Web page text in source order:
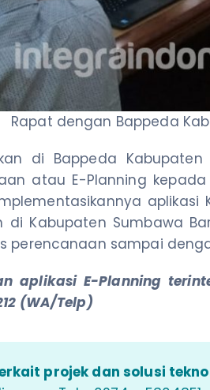
Rapat dengan Bappeda
di Bappeda
atau E-Planning
di Kabupaten Sumbawa
perencanaan sampai
aplikasi E-Planning
(WA/Telp)
projek dan solusi